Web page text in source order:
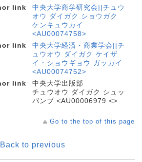
link
中央大学商学研究会||チュウ
オウ ダイガク ショウガク
ケンキュウカイ
<AU00074758>
link
中央大学経済・商業学会||チ
ュウオウ ダイガク ケイザ
イ・ショウギョウ ガッカイ
<AU00074752>
link
中央大学出版部
チュウオウ ダイガク シュッ
パンブ <AU00006979 <>
Go to the top of this page
Back to previous